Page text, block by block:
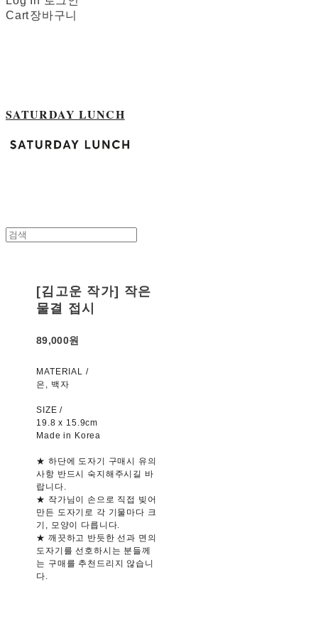
Cart장바구니
SATURDAY LUNCH
[김고운 작가] 작은
물결 접시
89,000원
MATERIAL /
은, 백자
SIZE /
19.8 x 15.9cm
Made in Korea
★ 하단에 도자기 구매시 유의
사항 반드시 숙지해주시길 바
랍니다.
★ 작가님이 손으로 직접 빚어
만든 도자기로 각 기물마다 크
기, 모양이 다릅니다.
★ 깨끗하고 반듯한 선과 면의
도자기를 선호하시는 분들께
는 구매를 추천드리지 않습니
다.